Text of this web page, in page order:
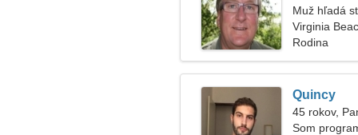
Muž hľadá
Virginia
Rodina
Quincy
45 rokov,
Som